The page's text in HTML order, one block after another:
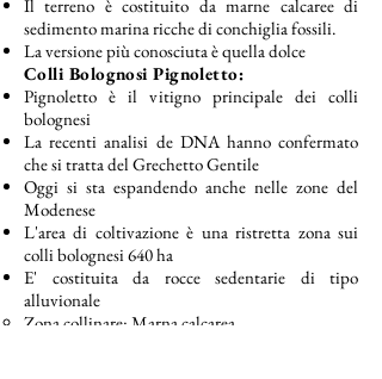
Il terreno è costituito da marne calcaree di
sedimento marina ricche di conchiglia fossili.
La versione più conosciuta è quella dolce
Colli Bolognosi Pignoletto:
Pignoletto è il vitigno principale dei colli
bolognesi
La recenti analisi de DNA hanno confermato
che si tratta del Grechetto Gentile
Oggi si sta espandendo anche nelle zone del
Modenese
L'area di coltivazione è una ristretta zona sui
colli bolognesi 640 ha
E' costituita da rocce sedentarie di tipo
alluvionale
Zona collinare: Marna calcarea